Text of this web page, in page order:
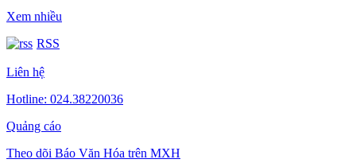
Xem nhiều
RSS
Liên hệ
Hotline: 024.38220036
Quảng cáo
Theo dõi Báo Văn Hóa trên MXH